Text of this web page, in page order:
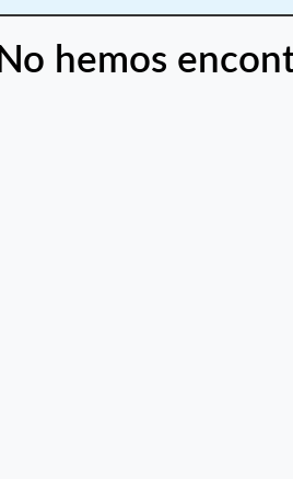
No hemos